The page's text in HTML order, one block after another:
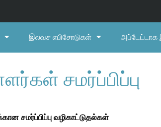
இலவச எபிசோடுகள் அப்டேட்டாக
சமர்ப்பிப்பு
சமர்ப்பிப்பு வழிகாட்டுதல்கள்